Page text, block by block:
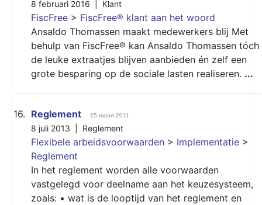
8 februari 2016 | Klant
FiscFree > FiscFree® klant aan het woord
Ansaldo Thomassen maakt medewerkers blij Met
behulp van FiscFree® kan Ansaldo Thomassen tóch
de leuke extraatjes blijven aanbieden én zelf een
grote besparing op de sociale lasten realiseren. ...
16. Reglement 15 maart 2011
8 juli 2013 | Reglement
Flexibele arbeidsvoorwaarden > Implementatie >
Reglement
In het reglement worden alle voorwaarden
vastgelegd voor deelname aan het keuzesysteem,
zoals: • wat is de looptijd van het reglement en